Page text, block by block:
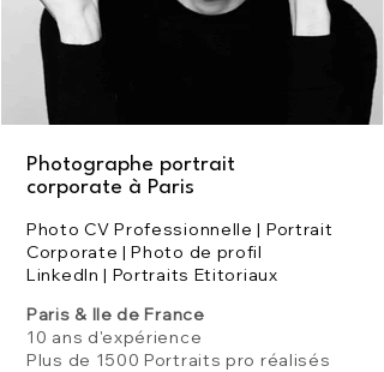
Photographe portrait
corporate à Paris
Photo CV Professionnelle | Portrait
Corporate | Photo de profil
LinkedIn | Portraits Etitoriaux
Paris & Ile de France
10 ans d'expérience
Plus de 1500 Portraits pro réalisés